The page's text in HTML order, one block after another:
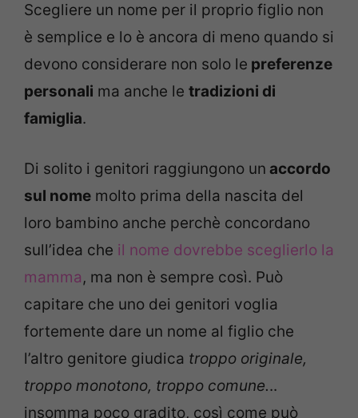
Scegliere un nome per il proprio figlio non
è semplice e lo è ancora di meno quando si
devono considerare non solo le preferenze
personali ma anche le tradizioni di
famiglia.
Di solito i genitori raggiungono un accordo
sul nome molto prima della nascita del
loro bambino anche perchè concordano
sull’idea che il nome dovrebbe sceglierlo la
mamma, ma non è sempre così. Può
capitare che uno dei genitori voglia
fortemente dare un nome al figlio che
l’altro genitore giudica troppo originale,
troppo monotono, troppo comune...
insomma poco gradito, così come può